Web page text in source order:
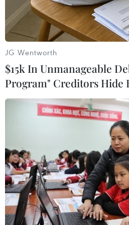
Ngoại trưởng Iran
IRNA/
Ngoại trưởng Iran
20/6 tuyên bố Mỹ đang nói
do thám không người lái
JG Wentworth
$15k In Unmanageable
Program" Creditors Hide